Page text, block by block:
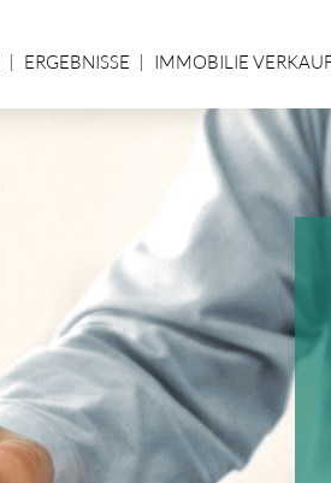
ERGEBNISSE IMMOBILIE